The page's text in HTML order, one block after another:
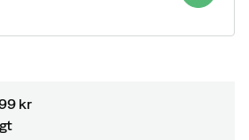
kr